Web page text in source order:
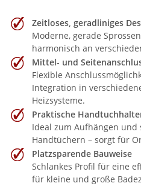
Zeitloses, geradliniges
Moderne, gerade
harmonisch an
Mittel- und
Flexible
Integration in
Heizsysteme.
Praktische
Ideal zum Aufhängen und
Handtüchern – sorgt für
Platzsparende Bauweise
Schlankes Profil für eine
für kleine und große